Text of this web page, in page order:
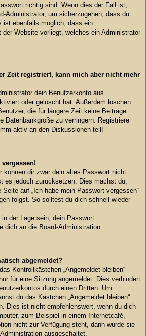
richtig sind. Wenn dies der Fall ist,
Administrator, um sicherzugehen, dass du
ist ebenfalls möglich, dass ein
der Website vorliegt, welches ein Administrator
Zeit registriert, kann mich aber nicht mehr
dein Benutzerkonto aus
oder gelöscht hat. Außerdem löschen
die für längere Zeit keine Beiträge
Datenbankgröße zu verringern. Registriere
aktiv an den Diskussionen teil!
können dir zwar dein altes Passwort nicht
es jedoch zurücksetzen. Dies machst du,
auf „Ich habe mein Passwort vergessen“
folgst. So solltest du dich schnell wieder
der Lage sein, dein Passwort
dich an die Board-Administration.
abgemeldet?
Kontrollkästchen „Angemeldet bleiben“
für eine Sitzung angemeldet. Dies verhindert
durch einen Dritten. Um
du das Kästchen „Angemeldet bleiben“
Dies ist nicht empfehlenswert, wenn du dich
zum Beispiel in einem Internetcafé,
nicht zur Verfügung steht, dann wurde sie
ausgeschaltet.